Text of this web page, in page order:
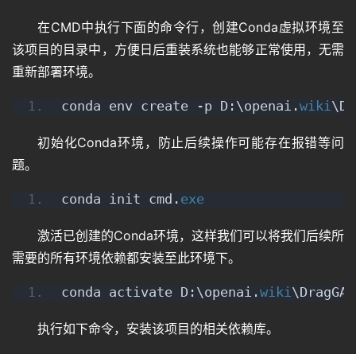
在CMD中执行下面的命令行，创建Conda虚拟环境至
该项目的目录中，方便日后重装系统也能够正常使用，无需
重新部署环境。
conda env create -p D:\openai.wiki
初始化Conda环境，防止后续操作可能存在报错等问
题。
conda init cmd. exe
激活已创建的Conda环境，这样我们可以将我们后续所
需要的所有环境依赖都安装至此环境下。
conda activate D:\openai.wiki
执行如下命令，安装该项目的相关依赖库。